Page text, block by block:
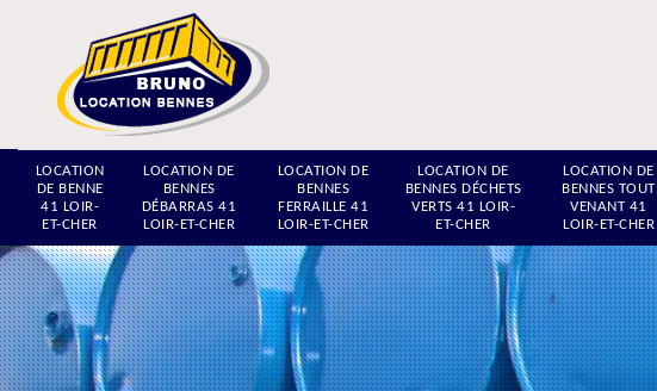
LOCATION
DE BENNE
41 LOIR-
ET-CHER
LOCATION DE
BENNES
DÉBARRAS 41
LOIR-ET-CHER
LOCATION DE
BENNES
FERRAILLE 41
LOIR-ET-CHER
LOCATION DE
BENNES DÉCHETS
VERTS 41 LOIR-
ET-CHER
LOCATION DE
BENNES TOUT
VENANT 41
LOIR-ET-CHER